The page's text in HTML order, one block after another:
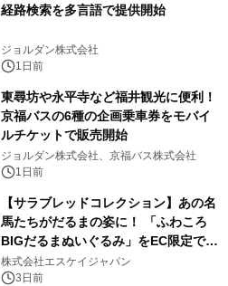
経路検索を多言語で提供開始
ジョルダン株式会社
1日前
東尋坊や永平寺など福井観光に便利！
京福バスの6種の企画乗車券をモバイ
ルチケットで販売開始
ジョルダン株式会社、京福バス株式会社
1日前
【サラブレッドコレクション】あの名
馬たちがだるまの姿に！ 「ふわころ
BIGだるまぬいぐるみ」をEC限定で受
注販売開始
株式会社エスケイジャパン
3日前